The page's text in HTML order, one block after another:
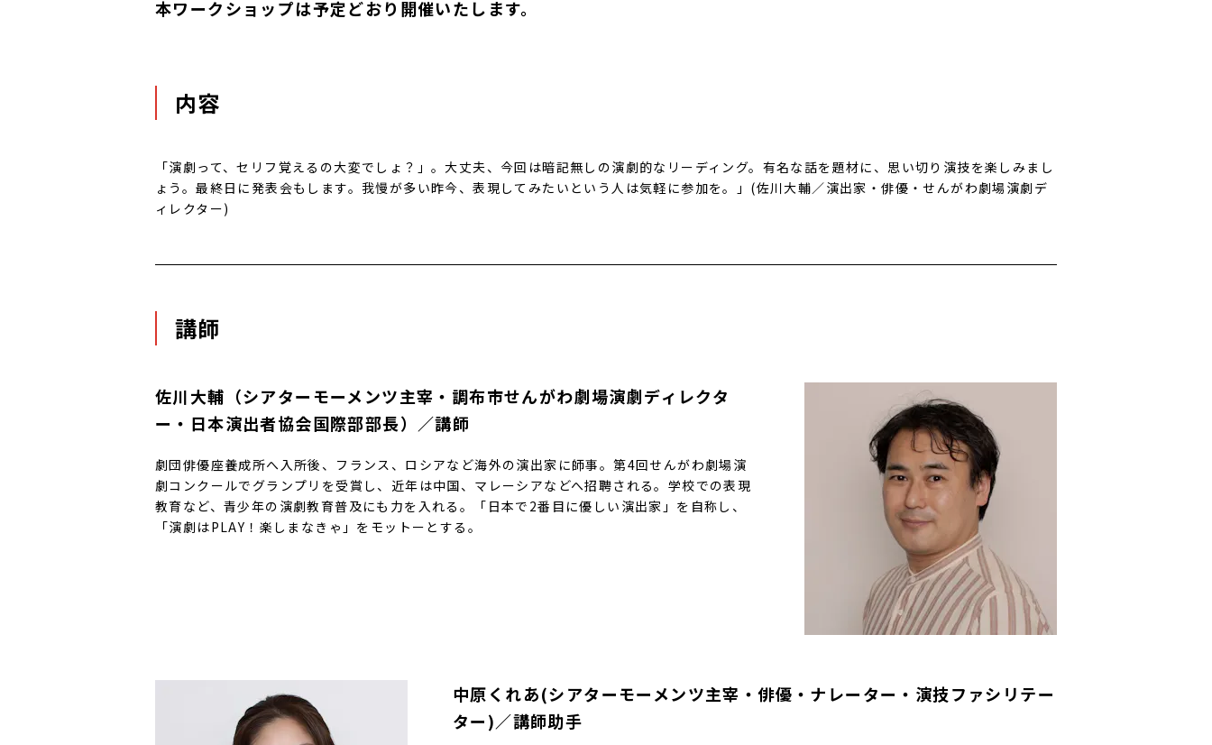
本ワークショップは予定どおり開催いたします。
内容
「演劇って、セリフ覚えるの大変でしょ？」。大丈夫、今回は暗記無しの演劇的なリーディング。有名な話を題材に、思い切り演技を楽しみまし
ょう。最終日に発表会もします。我慢が多い昨今、表現してみたいという人は気軽に参加を。」(佐川大輔／演出家・俳優・せんがわ劇場演劇デ
ィレクター)
講師
佐川大輔（シアターモーメンツ主宰・調布市せんがわ劇場演劇ディレクタ
ー・日本演出者協会国際部部長）／講師
劇団俳優座養成所へ入所後、フランス、ロシアなど海外の演出家に師事。第4回せんがわ劇場演
劇コンクールでグランプリを受賞し、近年は中国、マレーシアなどへ招聘される。学校での表現
教育など、青少年の演劇教育普及にも力を入れる。「日本で2番目に優しい演出家」を自称し、
「演劇はPLAY！楽しまなきゃ」をモットーとする。
中原くれあ(シアターモーメンツ主宰・俳優・ナレーター・演技ファシリテー
ター)／講師助手